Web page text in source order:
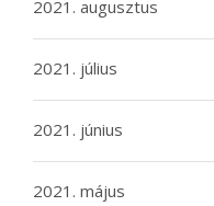
2021. augusztus
2021. július
2021. június
2021. május